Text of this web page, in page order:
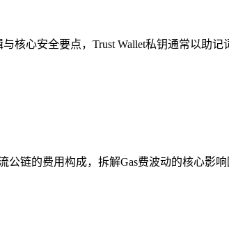
核心安全要点，Trust Wallet私钥通常以助
公链的费用构成，拆解Gas费波动的核心影